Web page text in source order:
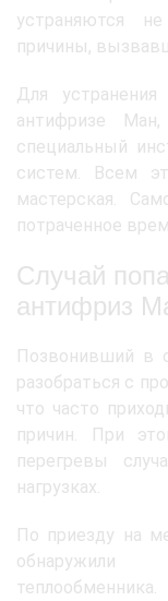
устраняются
причины,
Для
антифризе
специальный
систем. Всем
мастерская.
потраченное
Случай
антифриз
Позвонивший в
разобраться с
что часто
причин. При
перегревы
нагрузках.
По приезду на